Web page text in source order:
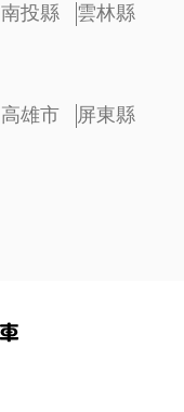
南投縣 雲林縣
高雄市 屏東縣